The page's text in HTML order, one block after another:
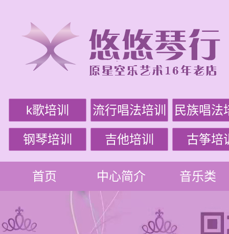
k歌培训 流行唱法培训 民族唱法
钢琴培训 吉他培训 古筝培
首页 中心简介 音乐类